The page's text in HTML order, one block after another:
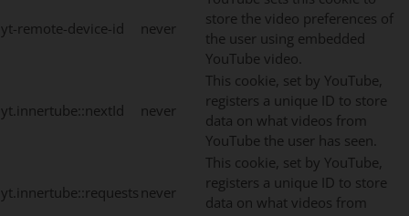
yt-remote-device-id never
store the video preferences of
the user using embedded
YouTube video.
yt.innertube::nextId never
This cookie, set by YouTube,
registers a unique ID to store
data on what videos from
YouTube the user has seen.
yt.innertube::requests never
This cookie, set by YouTube,
registers a unique ID to store
data on what videos from